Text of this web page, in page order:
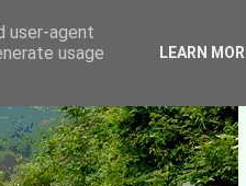
user-agent
usage
LEARN